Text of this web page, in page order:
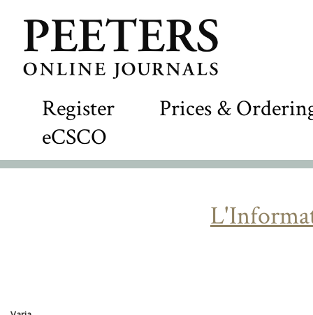
Register
Prices &
eCSCO